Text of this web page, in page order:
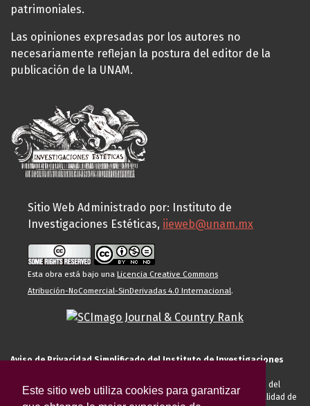
Este sitio web utiliza cookies para garantizar
patrimoniales.
Las opiniones expresadas por los autores no
necesariamente reflejan la postura del editor de la
publicación de la UNAM.
Sitio Web Administrado por: Instituto de
Investigaciones Estéticas, iieweb@unam.mx
Esta obra está bajo una Licencia Creative Commons
Atribución-NoComercial-SinDerivadas 4.0 Internacional.
Aviso de Privacidad Simplificado del Instituto de Investigaciones
El Instituto de Investigaciones Estéticas de la UNAM, es responsable del
tratamiento de sus datos personales para el registro de usted en calidad de